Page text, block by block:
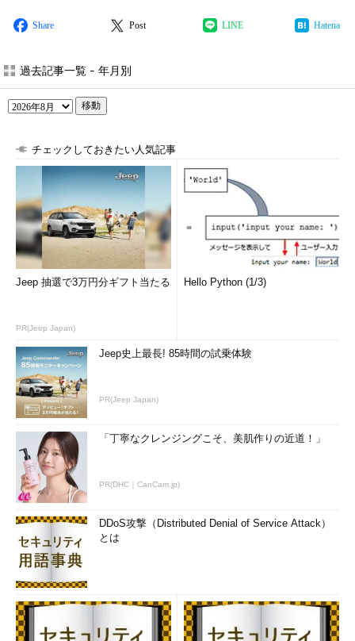
Share Post LINE Hatena
過去記事一覧 - 年月別
移動
チェックしておきたい人気記事
Jeep 抽選で3万円分ギフト当たる
PR(Jeep Japan)
Hello Python (1/3)
Jeep史上最長! 85時間の試乗体験
PR(Jeep Japan)
「丁寧なクレンジングこそ、美肌作りの近道！」
PR(DHC｜CanCam.jp)
DDoS攻撃（Distributed Denial of Service Attack）
とは